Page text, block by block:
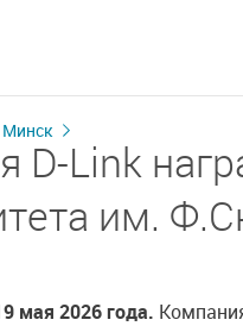
Минск
D-Link
им.
мая 2026 года.